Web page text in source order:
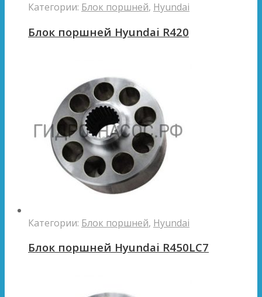
Категории: Блок поршней, Hyundai
Блок поршней Hyundai R420
Категории: Блок поршней, Hyundai
Блок поршней Hyundai R450LC7